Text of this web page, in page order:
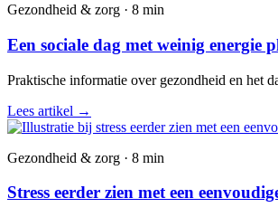
Gezondheid & zorg · 8 min
Een sociale dag met weinig energie
Praktische informatie over gezondheid en het
Lees artikel →
Gezondheid & zorg · 8 min
Stress eerder zien met een